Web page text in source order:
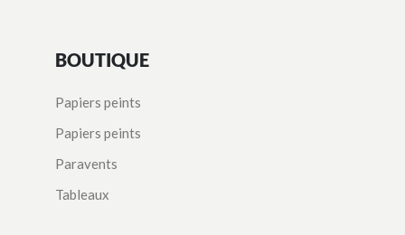
BOUTIQUE
Papiers peints
Papiers peints
Paravents
Tableaux